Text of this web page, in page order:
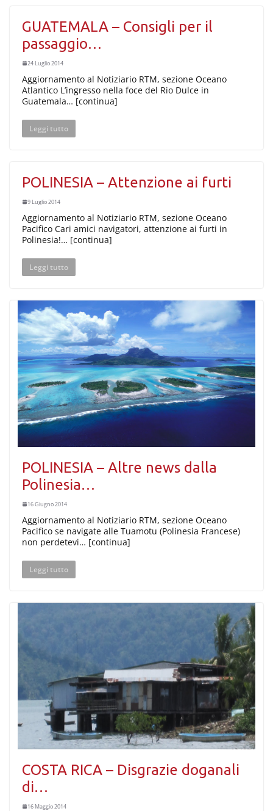
GUATEMALA – Consigli per il
passaggio…
24 Luglio 2014
Aggiornamento al Notiziario RTM, sezione Oceano
Atlantico L’ingresso nella foce del Rio Dulce in
Guatemala… [continua]
Leggi tutto
POLINESIA – Attenzione ai furti
9 Luglio 2014
Aggiornamento al Notiziario RTM, sezione Oceano
Pacifico Cari amici navigatori, attenzione ai furti in
Polinesia!… [continua]
Leggi tutto
POLINESIA – Altre news dalla
Polinesia…
16 Giugno 2014
Aggiornamento al Notiziario RTM, sezione Oceano
Pacifico se navigate alle Tuamotu (Polinesia Francese)
non perdetevi… [continua]
Leggi tutto
COSTA RICA – Disgrazie doganali
di…
16 Maggio 2014